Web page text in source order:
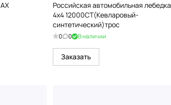
Российская автомобильная лебедка
4x4 12000СТ(Кевларовый-
синтетический)трос
0 0 В наличии
Заказать